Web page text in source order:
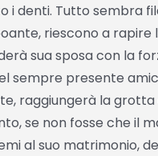
i denti. Tutto sembra
riescono a
sua sposa con la
sempre presente
raggiungerà la
se non fosse che il
al suo matrimonio,